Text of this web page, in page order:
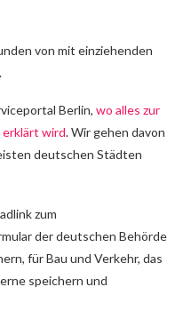
von mit einziehenden
Berlin, wo alles zur
wird. Wir gehen davon
deutschen Städten
zum
der deutschen Behörde
für Bau und Verkehr, das
speichern und